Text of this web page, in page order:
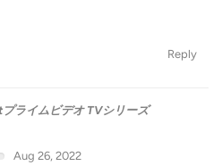
Reply
ライムビデオ TVシリーズ
Aug 26, 2022